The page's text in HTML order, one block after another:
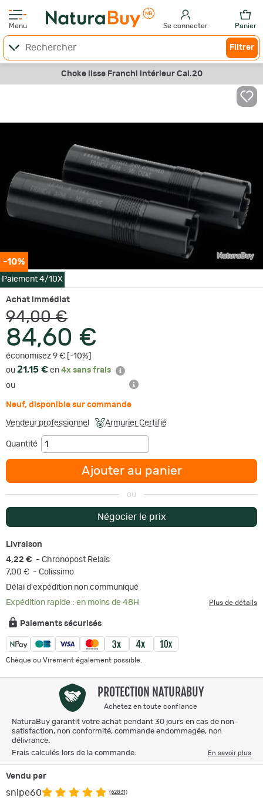
Menu Se connecter Panier
Filtrer
Choke lisse Franchi intérieur Cal.20
-10%
Paiement 4/10X
Achat immédiat
94,00 €
84,60 €
économisez 9 € [-10%]
ou 21,15 € en 4x sans frais
ou
Neuf, disponible sur commande
Vendeur professionnel Armurier Certifié
Quantité
Ajouter au panier
ou
Négocier le prix
Livraison
4,22 € - Chronopost Relais
7,00 € - Colissimo
Délai d'expédition non communiqué
Expédition rapide : en moins de 48H
Plus de détails
Paiements sécurisés
Chèque ou Virement également possible.
PROTECTION NATURABUY
Achetez en toute confiance
NaturaBuy garantit votre achat pendant 30 jours en cas de non-
satisfaction, non conformité, commande endommagée, non
délivrance.
Frais calculés lors de la commande.
En savoir plus
Vendu par
snipe60 (62831)